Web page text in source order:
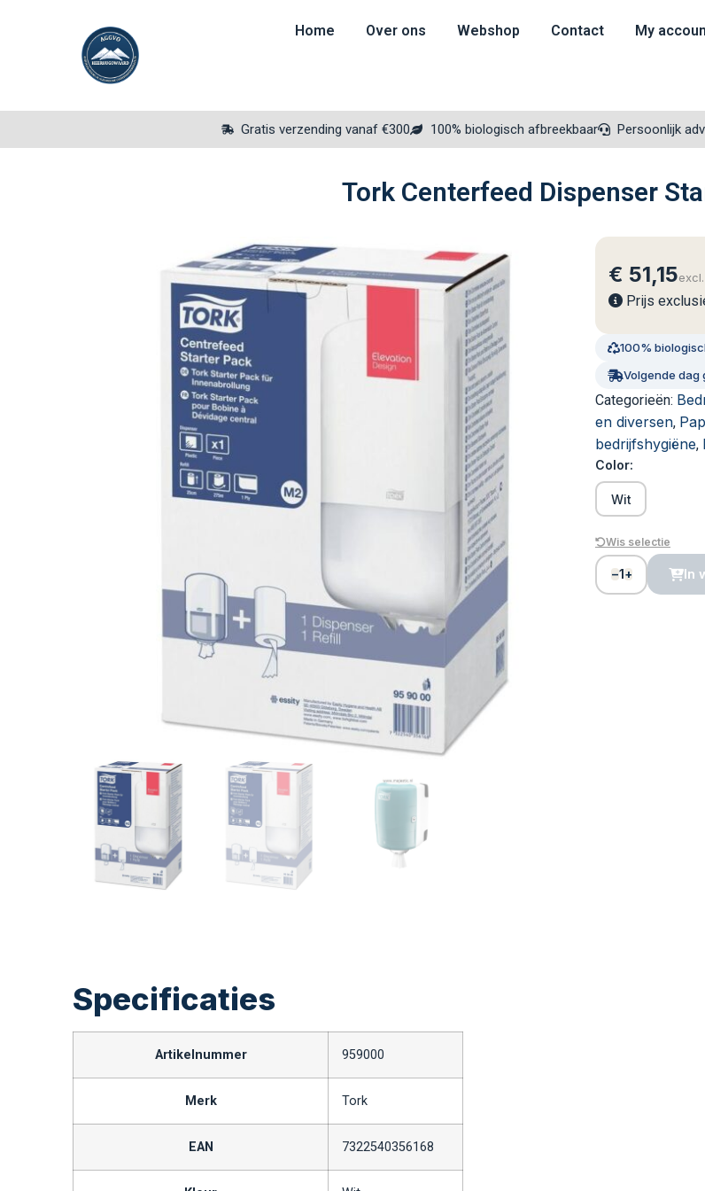
Home Over ons Webshop Contact My
Gratis verzending vanaf €300 100% biologisch afbreekbaar Persoonlijk
Tork Centerfeed Dispenser
€ 51,15
Prijs
100%
Volgende dag
Categorieën:
en diversen,
bedrijfshygiëne,
Color:
Wit
Wis selectie
−1+ In
Specificaties
Artikelnummer 959000
Merk Tork
EAN 7322540356168